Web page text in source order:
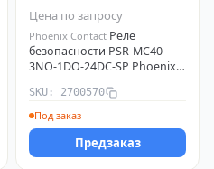
Цена по запросу
Phoenix Contact Реле
безопасности PSR-MC40-
3NO-1DO-24DC-SP Phoenix
SKU: 2700570
Под заказ
Предзаказ